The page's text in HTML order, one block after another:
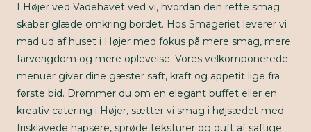
I Højer ved Vadehavet ved vi, hvordan den rette smag
skaber glæde omkring bordet. Hos Smageriet leverer vi
mad ud af huset i Højer med fokus på mere smag, mere
farverigdom og mere oplevelse. Vores velkomponerede
menuer giver dine gæster saft, kraft og appetit lige fra
første bid. Drømmer du om en elegant buffet eller en
kreativ catering i Højer, sætter vi smag i højsædet med
frisklavede hapsere, sprøde teksturer og duft af saftige